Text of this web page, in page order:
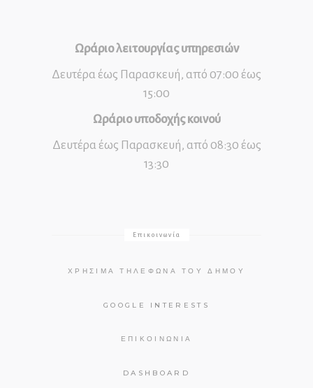
Ωράριο λειτουργίας υπηρεσιών
Δευτέρα έως Παρασκευή, από 07:00 έως
15:00
Ωράριο υποδοχής κοινού
Δευτέρα έως Παρασκευή, από 08:30 έως
13:30
Επικοινωνία
ΧΡΉΣΙΜΑ ΤΗΛΈΦΩΝΑ ΤΟΥ ΔΉΜΟΥ
GOOGLE INTERESTS
ΕΠΙΚΟΙΝΩΝΊΑ
DASHBOARD